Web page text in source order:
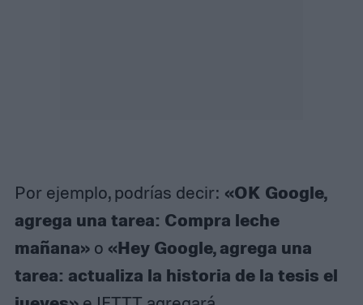
Por ejemplo, podrías decir: «OK Google,
agrega una tarea: Compra leche
mañana»o «Hey Google, agrega una
tarea: actualiza la historia de la tesis el